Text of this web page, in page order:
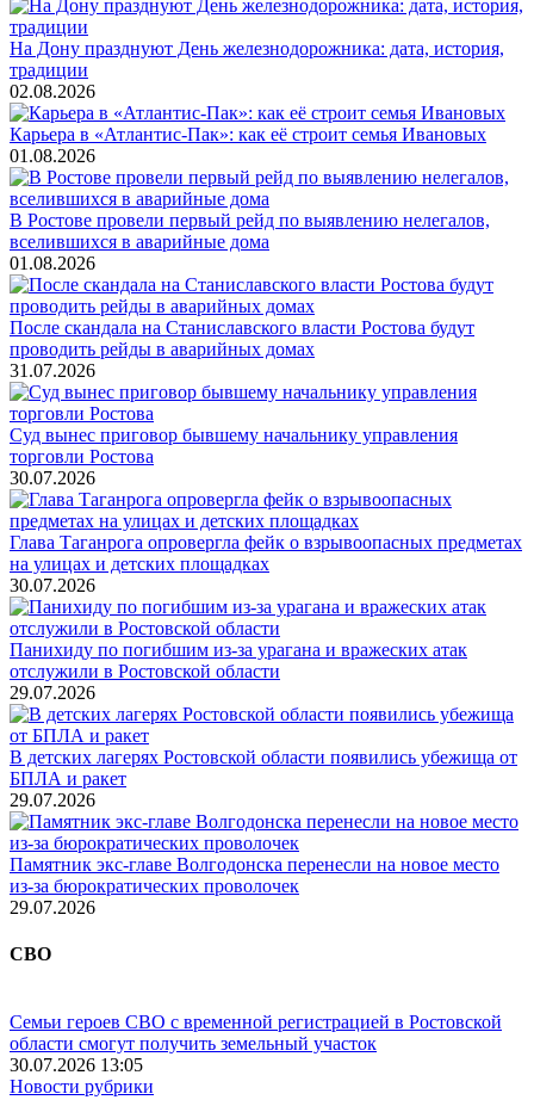
На Дону празднуют День железнодорожника: дата, история,
традиции
02.08.2026
Карьера в «Атлантис-Пак»: как её строит семья Ивановых
01.08.2026
В Ростове провели первый рейд по выявлению нелегалов,
вселившихся в аварийные дома
01.08.2026
После скандала на Станиславского власти Ростова будут
проводить рейды в аварийных домах
31.07.2026
Суд вынес приговор бывшему начальнику управления
торговли Ростова
30.07.2026
Глава Таганрога опровергла фейк о взрывоопасных предметах
на улицах и детских площадках
30.07.2026
Панихиду по погибшим из-за урагана и вражеских атак
отслужили в Ростовской области
29.07.2026
В детских лагерях Ростовской области появились убежища от
БПЛА и ракет
29.07.2026
Памятник экс-главе Волгодонска перенесли на новое место
из-за бюрократических проволочек
29.07.2026
СВО
Семьи героев СВО с временной регистрацией в Ростовской
области смогут получить земельный участок
30.07.2026 13:05
Новости рубрики